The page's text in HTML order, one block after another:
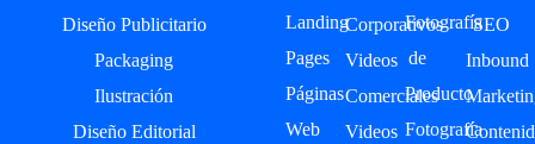
Diseño Publicitario
Packaging
Ilustración
Diseño Editorial
Landing
Pages
Páginas
Web
Corporativos
Videos
Comerciales
Videos
Fotografía
de
Producto
Fotografía
SEO
Inbound